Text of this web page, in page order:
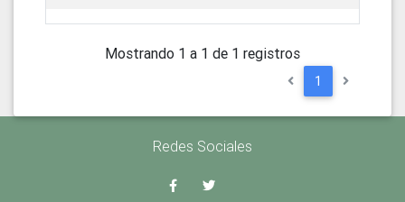
Mostrando 1 a 1 de 1 registros
1
Redes Sociales